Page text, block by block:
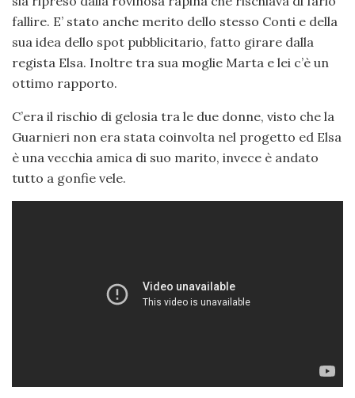
fallire. E’ stato anche merito dello stesso Conti e della
sua idea dello spot pubblicitario, fatto girare dalla
regista Elsa. Inoltre tra sua moglie Marta e lei c’è un
ottimo rapporto.
C’era il rischio di gelosia tra le due donne, visto che la
Guarnieri non era stata coinvolta nel progetto ed Elsa
è una vecchia amica di suo marito, invece è andato
tutto a gonfie vele.